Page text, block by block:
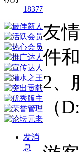
18377
发消
息
友
件
2、
（